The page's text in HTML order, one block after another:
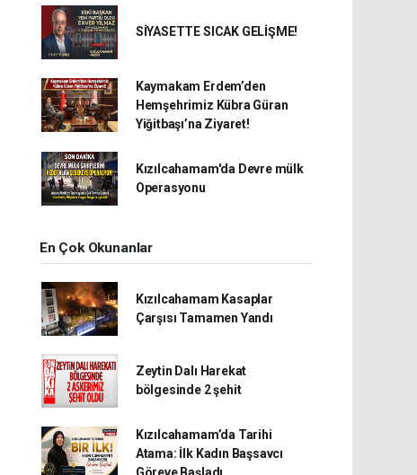
SİYASETTE SICAK GELİŞME!
Kaymakam Erdem’den
Hemşehrimiz Kübra Güran
Yiğitbaşı’na Ziyaret!
Kızılcahamam'da Devre mülk
Operasyonu
En Çok Okunanlar
Kızılcahamam Kasaplar
Çarşısı Tamamen Yandı
Zeytin Dalı Harekat
bölgesinde 2 şehit
Kızılcahamam’da Tarihi
Atama: İlk Kadın Başsavcı
Göreve Başladı